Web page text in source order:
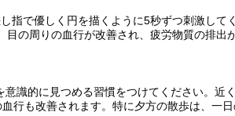
指で優しく円を描くように5秒ずつ刺激し
の周りの血行が改善され、疲労物質の排
識的に見つめる習慣をつけてください。
も改善されます。特に夕方の散歩は、一